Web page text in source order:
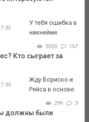
У тебя ошибка в
никнейме.
5050 167
Кто сыграет за
Жду Бориско и
Рейса в основе.
299 3
должны были